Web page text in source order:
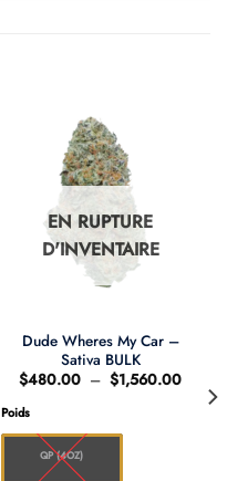
EN RUPTURE
D'INVENTAIRE
Dude Wheres My Car –
Sativa BULK
$480.00 – $1,560.00Plage
prix :
Poids
QP (4OZ)